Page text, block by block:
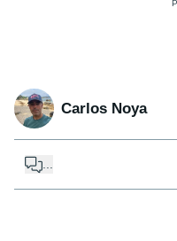
Carlos Noya